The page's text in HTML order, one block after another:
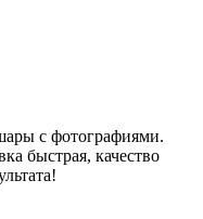
с фотографиями.
быстрая, качество